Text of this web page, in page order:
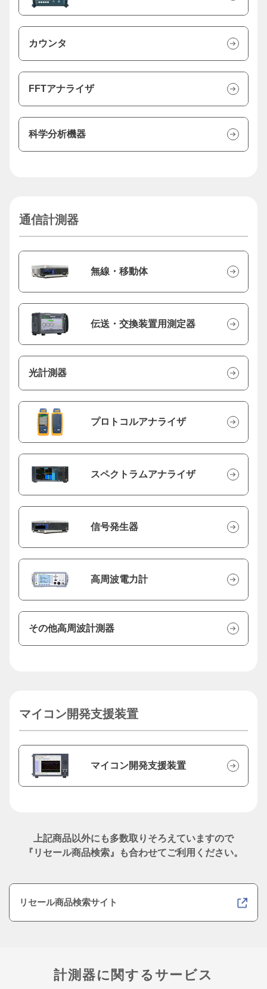
カウンタ
FFTアナライザ
科学分析機器
通信計測器
無線・移動体
伝送・交換装置用測定器
光計測器
プロトコルアナライザ
スペクトラムアナライザ
信号発生器
高周波電力計
その他高周波計測器
マイコン開発支援装置
マイコン開発支援装置
上記商品以外にも多数取りそろえていますので
『リセール商品検索』も合わせてご利用ください。
リセール商品検索サイト
計測器に関するサービス